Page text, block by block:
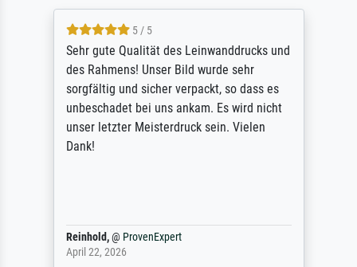
5 / 5
Sehr gute Qualität des Leinwanddrucks und
des Rahmens! Unser Bild wurde sehr
sorgfältig und sicher verpackt, so dass es
unbeschadet bei uns ankam. Es wird nicht
unser letzter Meisterdruck sein. Vielen
Dank!
Reinhold,@ ProvenExpert
April 22, 2026